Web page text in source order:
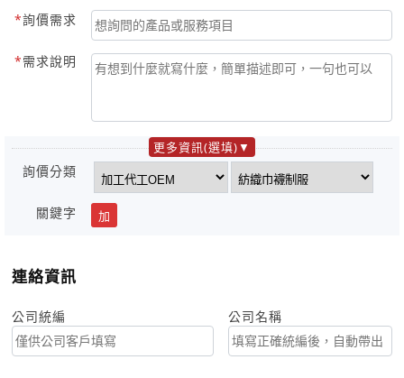
詢價需求
需求說明
更多資訊(選填)
詢價分類
關鍵字 加
連絡資訊
公司統編 公司名稱